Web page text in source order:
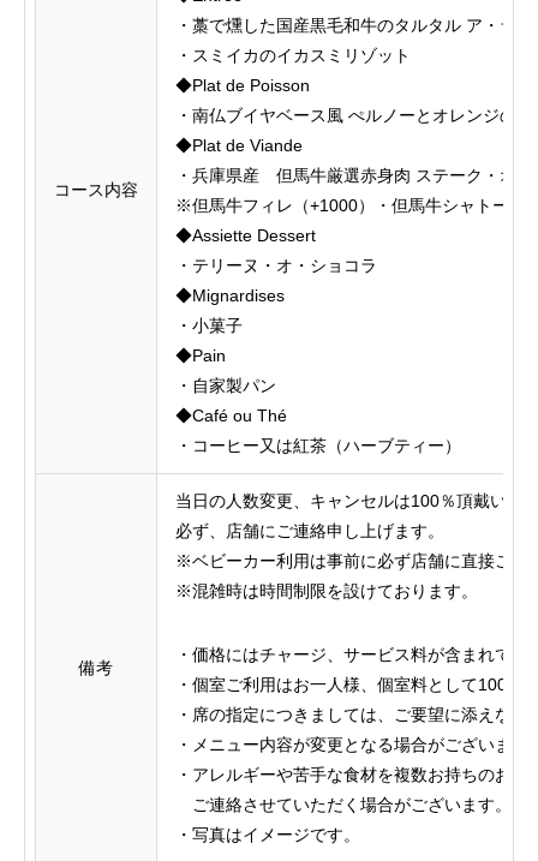
コース内容
・藁で燻した国産黒毛和牛のタルタル ア・ラ
・スミイカのイカスミリゾット
◆Plat de Poisson
・南仏ブイヤベース風 ぺルノーとオレンジの香
◆Plat de Viande
・兵庫県産 但馬牛厳選赤身肉 ステーク・オ・
※但馬牛フィレ（+1000）・但馬牛シャトーブ
◆Assiette Dessert
・テリーヌ・オ・ショコラ
◆Mignardises
・小菓子
◆Pain
・自家製パン
◆Café ou Thé
・コーヒー又は紅茶（ハーブティー）
備考
当日の人数変更、キャンセルは100％頂戴いた
必ず、店舗にご連絡申し上げます。
※ベビーカー利用は事前に必ず店舗に直接ご連
※混雑時は時間制限を設けております。
・価格にはチャージ、サービス料が含まれてお
・個室ご利用はお一人様、個室料として1000
・席の指定につきましては、ご要望に添えない
・メニュー内容が変更となる場合がございま
・アレルギーや苦手な食材を複数お持
ご連絡させていただく場合がございます。
・写真はイメージです。